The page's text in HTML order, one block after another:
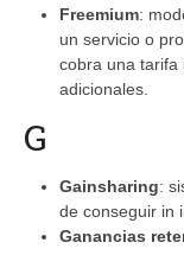
Freemium:
un servicio o
cobra una tarifa
adicionales.
G
Gainsharing:
de conseguir in
Ganancias